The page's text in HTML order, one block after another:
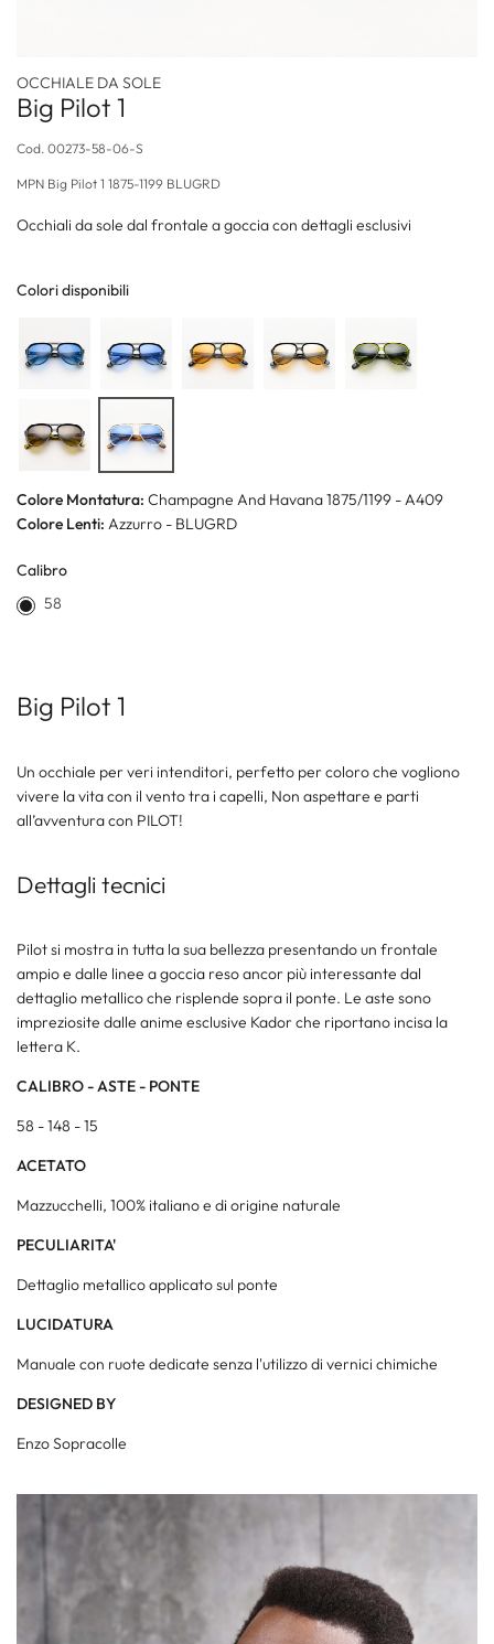
OCCHIALE DA SOLE
Big Pilot 1
Cod. 00273-58-06-S
MPN Big Pilot 1 1875-1199 BLUGRD
Occhiali da sole dal frontale a goccia con dettagli esclusivi
Colori disponibili
Colore Montatura: Champagne And Havana 1875/1199 - A409
Colore Lenti: Azzurro - BLUGRD
Calibro
58
Big Pilot 1
Un occhiale per veri intenditori, perfetto per coloro che vogliono
vivere la vita con il vento tra i capelli, Non aspettare e parti
all’avventura con PILOT!
Dettagli tecnici
Pilot si mostra in tutta la sua bellezza presentando un frontale
ampio e dalle linee a goccia reso ancor più interessante dal
dettaglio metallico che risplende sopra il ponte. Le aste sono
impreziosite dalle anime esclusive Kador che riportano incisa la
lettera K.
CALIBRO - ASTE - PONTE
58 - 148 - 15
ACETATO
Mazzucchelli, 100% italiano e di origine naturale
PECULIARITA'
Dettaglio metallico applicato sul ponte
LUCIDATURA
Manuale con ruote dedicate senza l'utilizzo di vernici chimiche
DESIGNED BY
Enzo Sopracolle